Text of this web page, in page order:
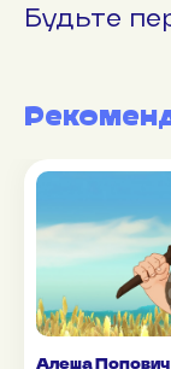
Будьте
Алеша